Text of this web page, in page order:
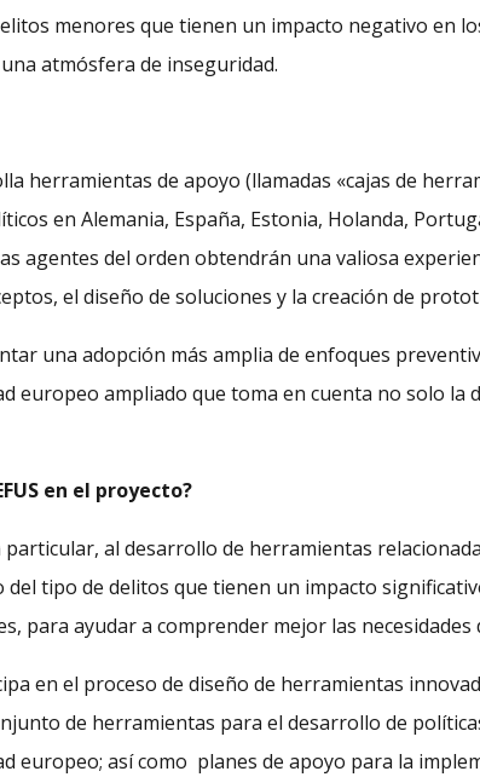
menores que tienen un impacto negativo en
atmósfera de inseguridad.
herramientas de apoyo (llamadas «cajas de
en Alemania, España, Estonia, Holanda,
agentes del orden obtendrán una valiosa
el diseño de soluciones y la creación de
una adopción más amplia de enfoques
europeo ampliado que toma en cuenta no solo
en el proyecto?
al desarrollo de herramientas
tipo de delitos que tienen un impacto
para ayudar a comprender mejor las necesidades
en el proceso de diseño de herramientas
de herramientas para el desarrollo de
europeo; así como planes de apoyo para la